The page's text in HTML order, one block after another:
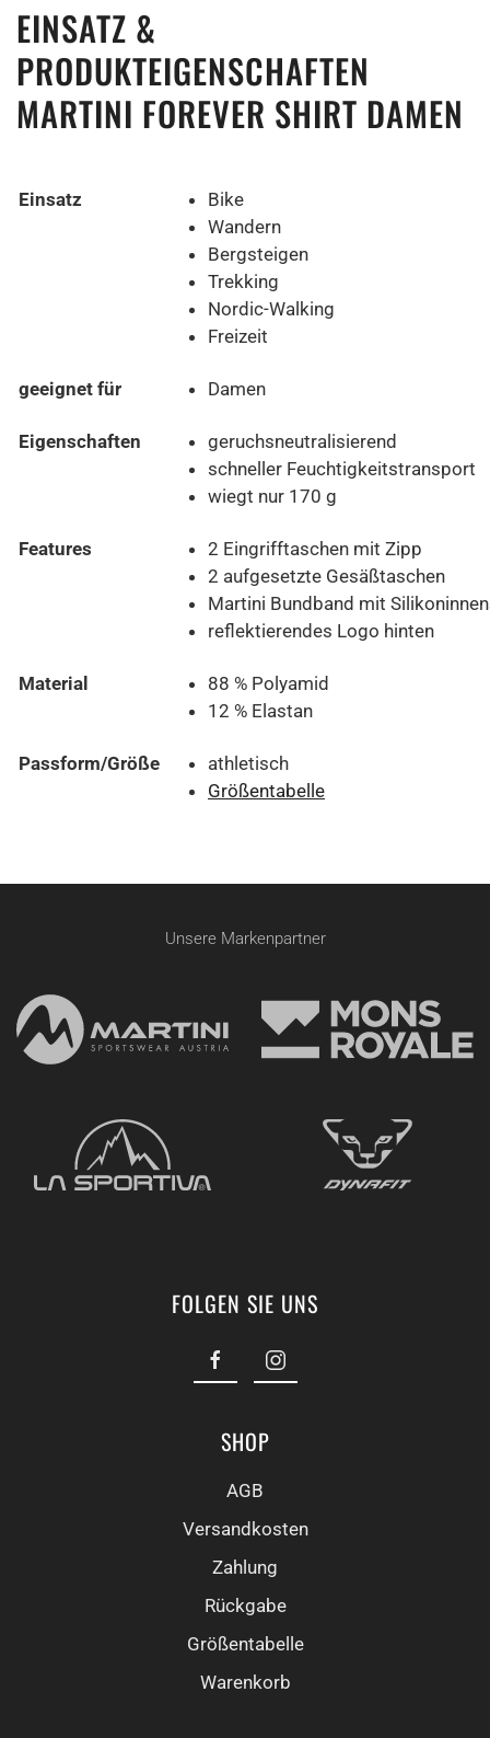
EINSATZ &
PRODUKTEIGENSCHAFTEN
MARTINI FOREVER SHIRT DAMEN
Einsatz
Bike
Wandern
Bergsteigen
Trekking
Nordic-Walking
Freizeit
geeignet für Damen
Eigenschaften
geruchsneutralisierend
schneller Feuchtigkeitstransport
wiegt nur 170 g
Features
2 Eingrifftaschen mit Zipp
2 aufgesetzte Gesäßtaschen
Martini Bundband mit
reflektierendes Logo hinten
Material
88 % Polyamid
12 % Elastan
Passform/Größe
athletisch
Größentabelle
Unsere Markenpartner
FOLGEN SIE UNS
SHOP
AGB
Versandkosten
Zahlung
Rückgabe
Größentabelle
Warenkorb